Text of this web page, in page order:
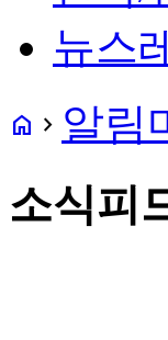
뉴스
home navigate_next 알림
소식피